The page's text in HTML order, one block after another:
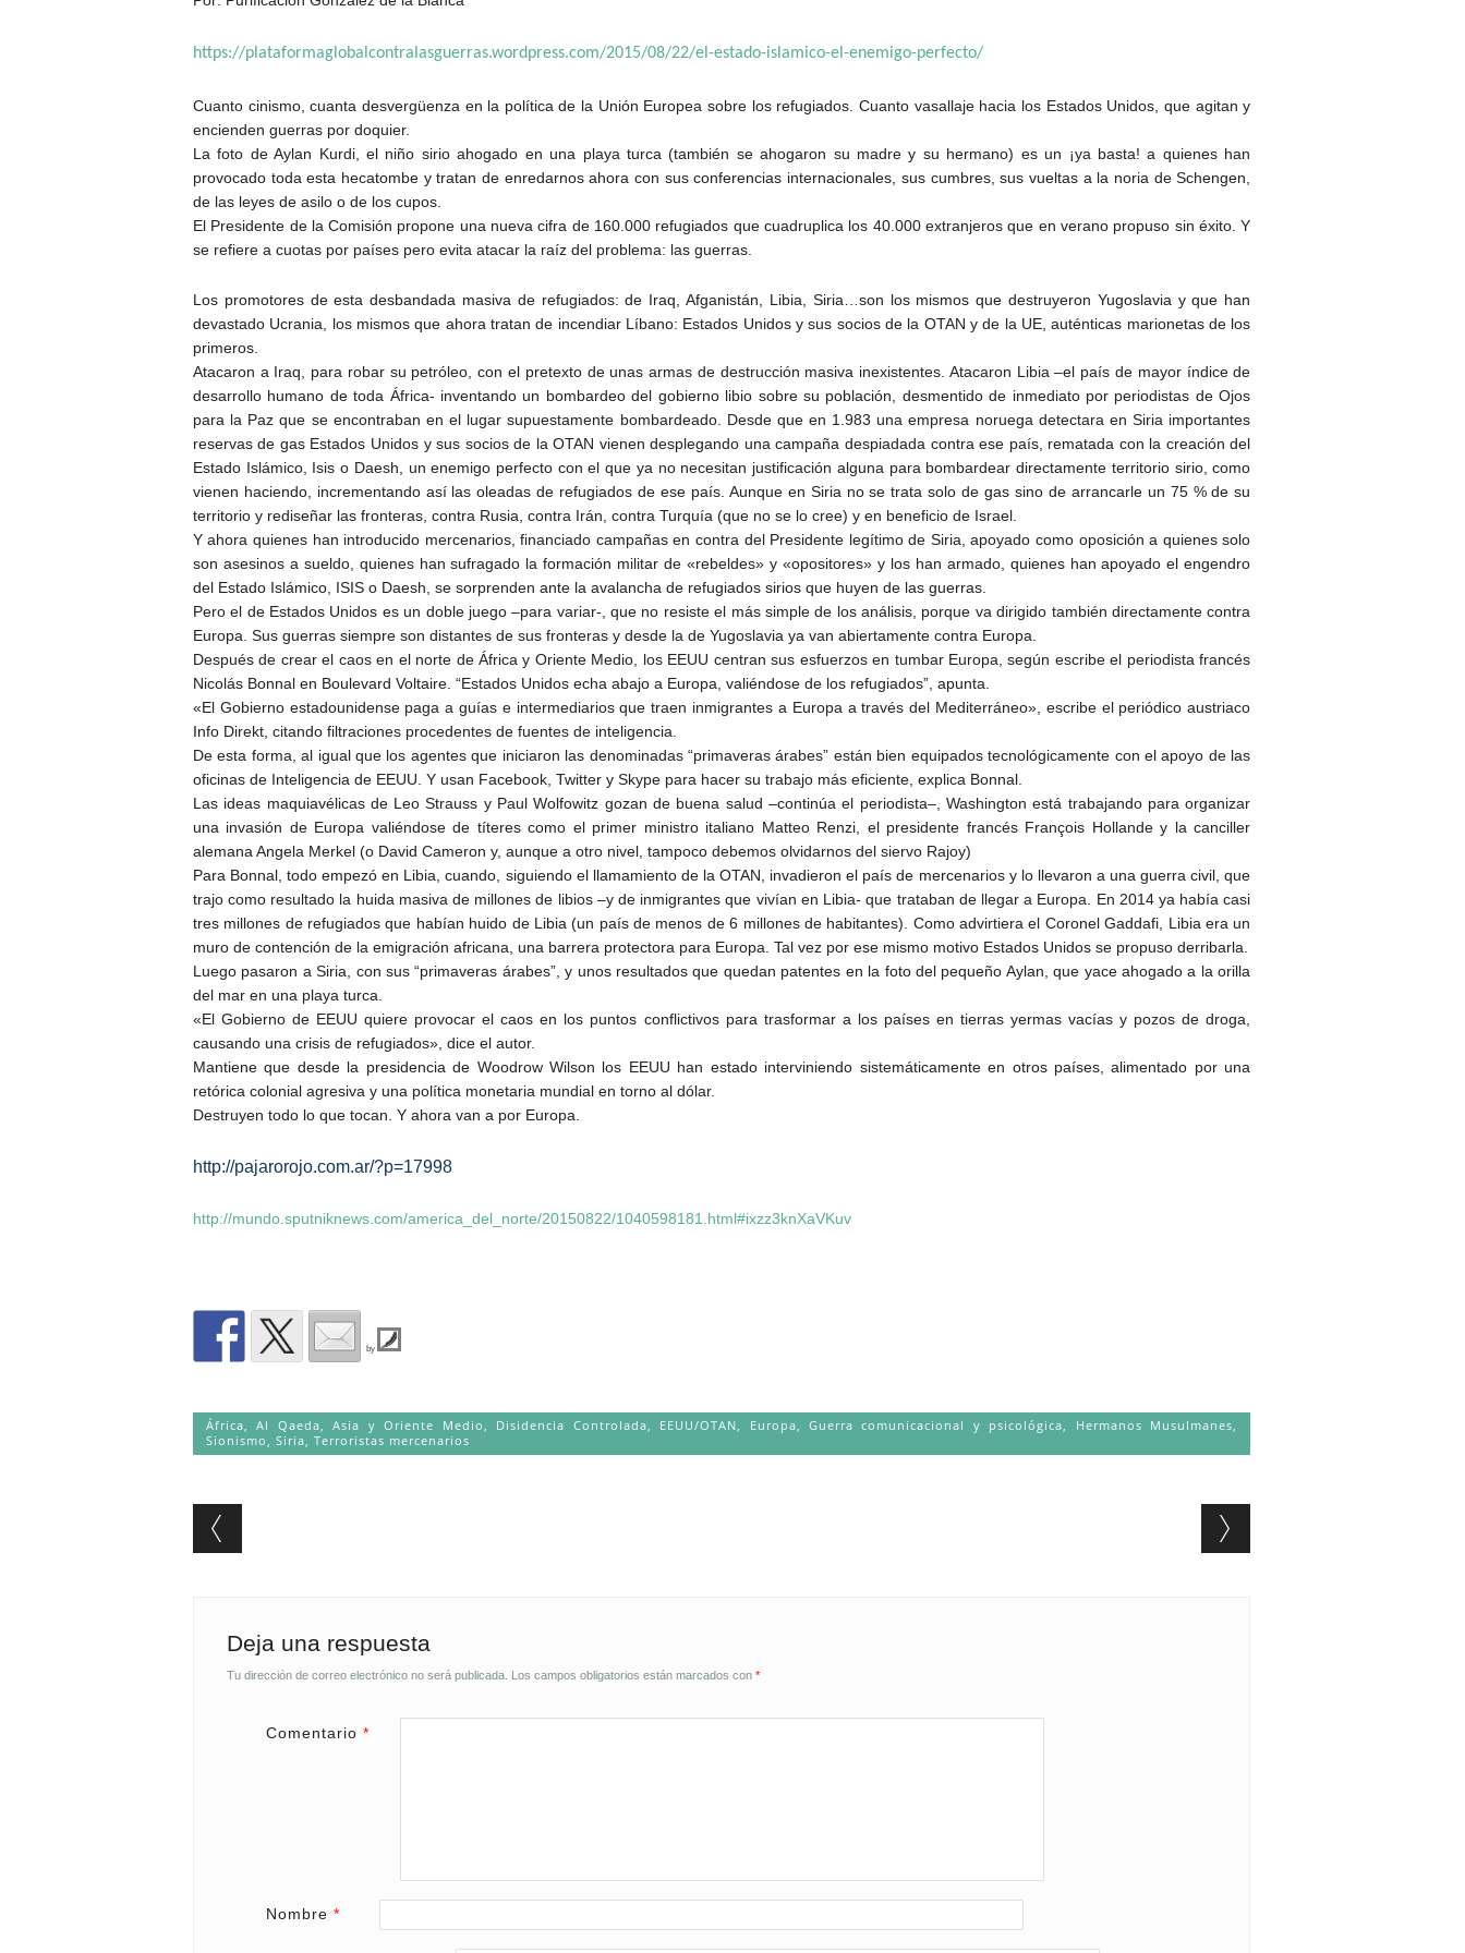
https://plataformaglobalcontralasguerras.wordpress.com/2015/08/22/el-estado-islamico-el-enemigo-perfecto/
Cuanto cinismo, cuanta desvergüenza en la política de la Unión Europea sobre los refugiados. Cuanto vasallaje hacia los Estados Unidos, que agitan y
encienden guerras por doquier.
La foto de Aylan Kurdi, el niño sirio ahogado en una playa turca (también se ahogaron su madre y su hermano) es un ¡ya basta! a quienes han
provocado toda esta hecatombe y tratan de enredarnos ahora con sus conferencias internacionales, sus cumbres, sus vueltas a la noria de Schengen,
de las leyes de asilo o de los cupos.
El Presidente de la Comisión propone una nueva cifra de 160.000 refugiados que cuadruplica los 40.000 extranjeros que en verano propuso sin éxito. Y
se refiere a cuotas por países pero evita atacar la raíz del problema: las guerras.
Los promotores de esta desbandada masiva de refugiados: de Iraq, Afganistán, Libia, Siria…son los mismos que destruyeron Yugoslavia y que han
devastado Ucrania, los mismos que ahora tratan de incendiar Líbano: Estados Unidos y sus socios de la OTAN y de la UE, auténticas marionetas de los
primeros.
Atacaron a Iraq, para robar su petróleo, con el pretexto de unas armas de destrucción masiva inexistentes. Atacaron Libia –el país de mayor índice de
desarrollo humano de toda África- inventando un bombardeo del gobierno libio sobre su población, desmentido de inmediato por periodistas de Ojos
para la Paz que se encontraban en el lugar supuestamente bombardeado. Desde que en 1.983 una empresa noruega detectara en Siria importantes
reservas de gas Estados Unidos y sus socios de la OTAN vienen desplegando una campaña despiadada contra ese país, rematada con la creación del
Estado Islámico, Isis o Daesh, un enemigo perfecto con el que ya no necesitan justificación alguna para bombardear directamente territorio sirio, como
vienen haciendo, incrementando así las oleadas de refugiados de ese país. Aunque en Siria no se trata solo de gas sino de arrancarle un 75 % de su
territorio y rediseñar las fronteras, contra Rusia, contra Irán, contra Turquía (que no se lo cree) y en beneficio de Israel.
Y ahora quienes han introducido mercenarios, financiado campañas en contra del Presidente legítimo de Siria, apoyado como oposición a quienes solo
son asesinos a sueldo, quienes han sufragado la formación militar de «rebeldes» y «opositores» y los han armado, quienes han apoyado el engendro
del Estado Islámico, ISIS o Daesh, se sorprenden ante la avalancha de refugiados sirios que huyen de las guerras.
Pero el de Estados Unidos es un doble juego –para variar-, que no resiste el más simple de los análisis, porque va dirigido también directamente contra
Europa. Sus guerras siempre son distantes de sus fronteras y desde la de Yugoslavia ya van abiertamente contra Europa.
Después de crear el caos en el norte de África y Oriente Medio, los EEUU centran sus esfuerzos en tumbar Europa, según escribe el periodista francés
Nicolás Bonnal en Boulevard Voltaire.‏ “Estados Unidos echa abajo a Europa, valiéndose de los refugiados”, apunta.
«El Gobierno estadounidense paga a guías e intermediarios que traen inmigrantes a Europa a través del Mediterráneo», escribe el periódico austriaco
Info Direkt, citando filtraciones procedentes de fuentes de inteligencia.
De esta forma, al igual que los agentes que iniciaron las denominadas “primaveras árabes” están bien equipados tecnológicamente con el apoyo de las
oficinas de Inteligencia de EEUU. Y usan Facebook, Twitter y Skype para hacer su trabajo más eficiente, explica Bonnal.
Las ideas maquiavélicas de Leo Strauss y Paul Wolfowitz gozan de buena salud –continúa el periodista–, Washington está trabajando para organizar
una invasión de Europa valiéndose de títeres como el primer ministro italiano Matteo Renzi, el presidente francés François Hollande y la canciller
alemana Angela Merkel (o David Cameron y, aunque a otro nivel, tampoco debemos olvidarnos del siervo Rajoy)
Para Bonnal, todo empezó en Libia, cuando, siguiendo el llamamiento de la OTAN, invadieron el país de mercenarios y lo llevaron a una guerra civil, que
trajo como resultado la huida masiva de millones de libios –y de inmigrantes que vivían en Libia- que trataban de llegar a Europa. En 2014 ya había casi
tres millones de refugiados que habían huido de Libia (un país de menos de 6 millones de habitantes). Como advirtiera el Coronel Gaddafi, Libia era un
muro de contención de la emigración africana, una barrera protectora para Europa. Tal vez por ese mismo motivo Estados Unidos se propuso derribarla.
Luego pasaron a Siria, con sus “primaveras árabes”, y unos resultados que quedan patentes en la foto del pequeño Aylan, que yace ahogado a la orilla
del mar en una playa turca.
«El Gobierno de EEUU quiere provocar el caos en los puntos conflictivos para trasformar a los países en tierras yermas vacías y pozos de droga,
causando una crisis de refugiados», dice el autor.
Mantiene que desde la presidencia de Woodrow Wilson los EEUU han estado interviniendo sistemáticamente en otros países, alimentado por una
retórica colonial agresiva y una política monetaria mundial en torno al dólar.
Destruyen todo lo que tocan. Y ahora van a por Europa.
http://pajarorojo.com.ar/?p=17998
http://mundo.sputniknews.com/america_del_norte/20150822/1040598181.html#ixzz3knXaVKuv
by
África ,Al Qaeda ,Asia y Oriente Medio Disidencia Controlada EEUU/OTAN Europa ,Guerra comunicacional y psicológica Hermanos Musulmanes
Sionismo
Siria Terroristas mercenarios
Post navigation
Deja una respuesta
Tu dirección de correo electrónico no será publicada. Los campos obligatorios están marcados con *
Comentario*
Nombre*